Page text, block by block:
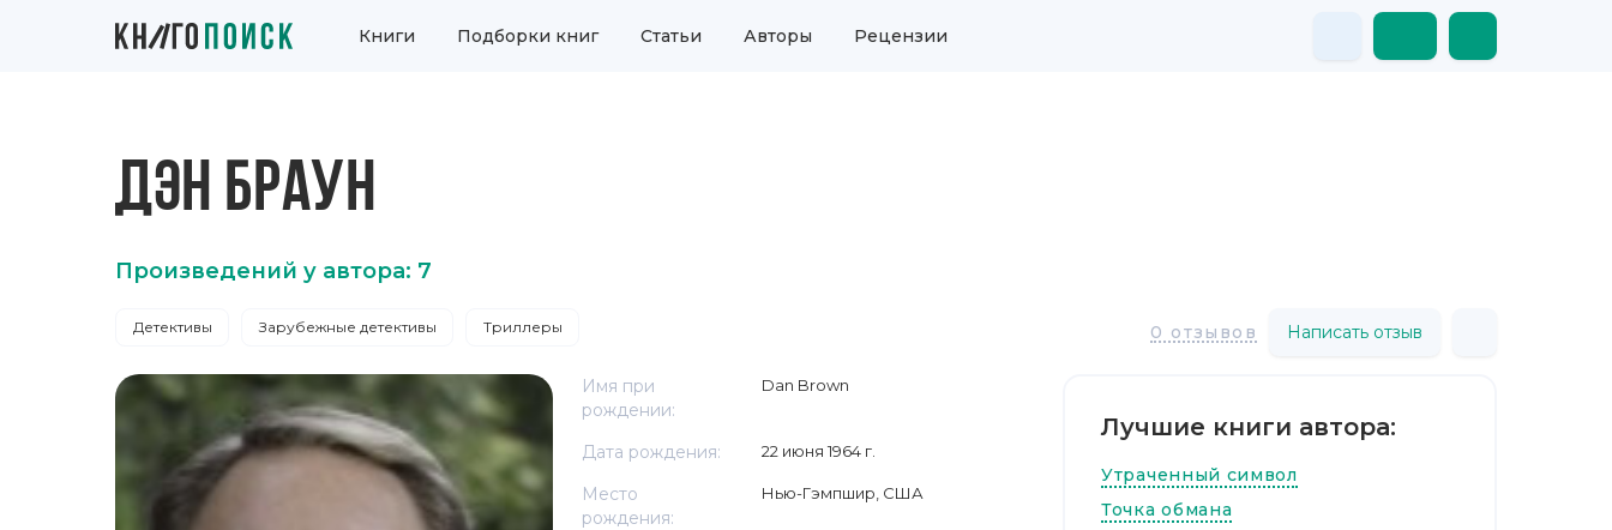
Книги Подборки книг Статьи Авторы Рецензии
ДЭН БРАУН
Произведений у автора: 7
Детективы Зарубежные детективы Триллеры 0 отзывов Написать отзыв
Имя при
рождении:
Dan Brown
Дата рождения: 22 июня 1964 г.
Место
рождения:
Нью-Гэмпшир, США
Лучшие книги автора:
Утраченный символ
Точка обмана